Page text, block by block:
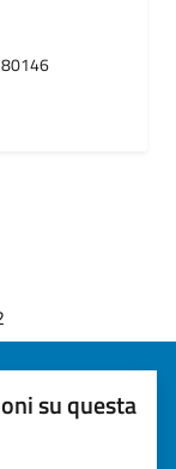
80146
su questa